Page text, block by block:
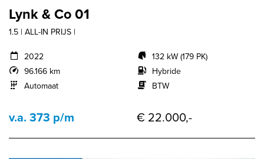
Lynk & Co 01
1.5 | ALL-IN PRIJS |
2022
96.166 km
Automaat
132 kW (179 PK)
Hybride
BTW
v.a. 373 p/m € 22.000,-